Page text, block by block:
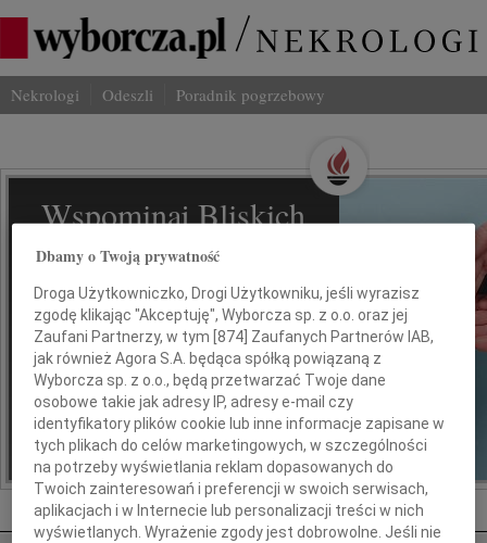
Nekrologi Odeszli Poradnik pogrzebowy
Wspominaj Bliskich
Na Odeszli.pl
Jak ich zapamiętaliśmy? Serwis
odeszli.pl z Grupy Wyborcza, to
możliwość stworzenia unikalnego
wspomnienia. Dziel się nim z rodziną i
przyjaciółmi.
*ogłoszenie
Nekrologi Kielce
Dbamy o Twoją prywatność
Droga Użytkowniczko, Drogi Użytkowniku, jeśli wyrazisz
zgodę klikając "Akceptuję", Wyborcza sp. z o.o. oraz jej
Zaufani Partnerzy, w tym [874 ] Zaufanych Partnerów IAB,
jak również Agora S.A. będąca spółką powiązaną z
Wyborcza sp. z o.o., będą przetwarzać Twoje dane
osobowe takie jak adresy IP, adresy e-mail czy
identyfikatory plików cookie lub inne informacje zapisane w
tych plikach do celów marketingowych, w szczególności
na potrzeby wyświetlania reklam dopasowanych do
Twoich zainteresowań i preferencji w swoich serwisach,
aplikacjach i w Internecie lub personalizacji treści w nich
wyświetlanych. Wyrażenie zgody jest dobrowolne. Jeśli nie